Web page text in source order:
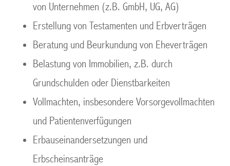
von Unternehmen (z.B. GmbH, UG, AG)
Erstellung von Testamenten und Erbverträgen
Beratung und Beurkundung von Eheverträgen
Belastung von Immobilien, z.B. durch
Grundschulden oder Dienstbarkeiten
Vollmachten, insbesondere Vorsorgevollmachten
und Patientenverfügungen
Erbauseinandersetzungen und
Erbscheinsanträge